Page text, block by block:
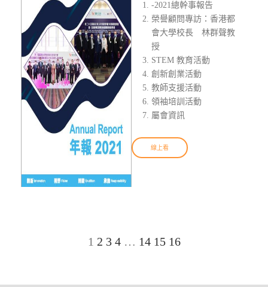
-2021總幹事報告
榮譽顧問專訪：香港都
會大學校長 林群聲教
授
STEM 教育活動
創新創業活動
教師支援活動
領袖培訓活動
屬會資訊
線上看
1 2 3 4 … 14 15 16